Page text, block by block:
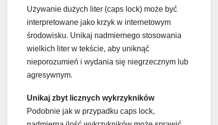
Używanie dużych liter (caps lock) może być
interpretowane jako krzyk w internetowym
środowisku. Unikaj nadmiernego stosowania
wielkich liter w tekście, aby uniknąć
nieporozumień i wydania się niegrzecznym lub
agresywnym.
Unikaj zbyt licznych wykrzykników
Podobnie jak w przypadku caps lock,